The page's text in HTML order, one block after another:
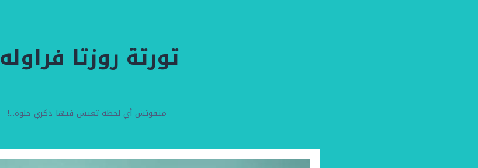
تورتة روزتا فراوله
متفوتش أي لحظة تعيش فيها ذكري حلوة...!